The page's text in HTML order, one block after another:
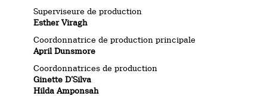
Superviseure de production
Esther Viragh
Coordonnatrice de production principale
April Dunsmore
Coordonnatrices de production
Ginette D’Silva
Hilda Amponsah